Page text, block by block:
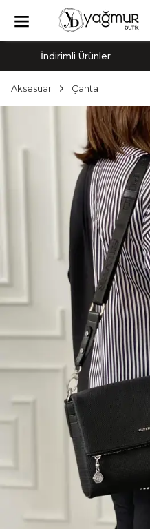
İndirimli Ürünler
Aksesuar Çanta